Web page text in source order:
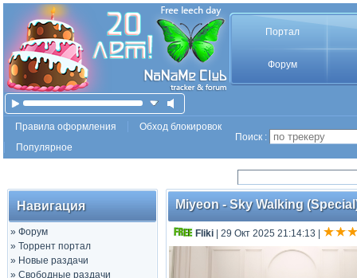
Портал
Форум
Правила оформления
Обход блокировок
Популярное
Поиск :
Навигация
» Форум
» Торрент портал
» Новые раздачи
» Свободные раздачи
Miyeon - Sky Walking
Fliki | 29 Окт 2025 21:14:13